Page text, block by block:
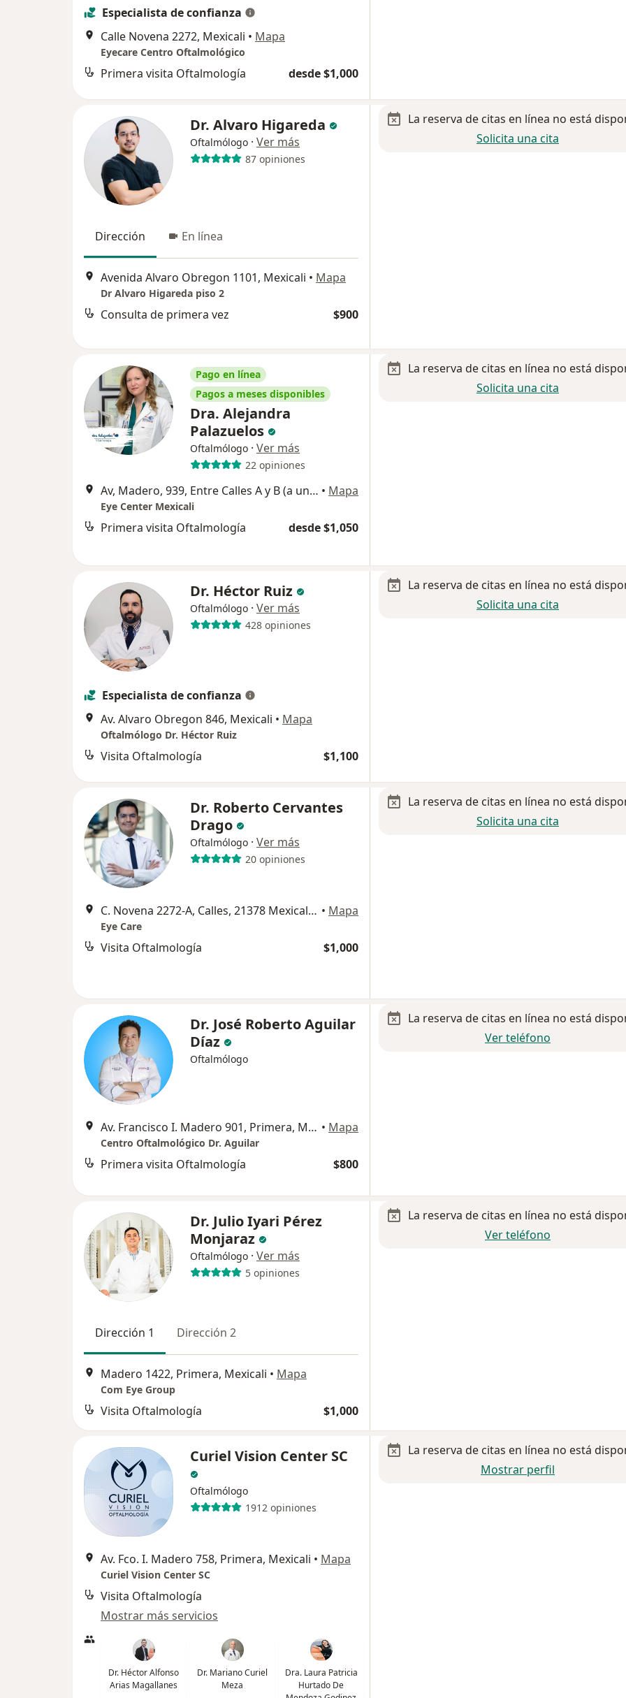
Especialista de confianza
Calle Novena 2272, Mexicali • Mapa
Eyecare Centro Oftalmológico
Primera visita Oftalmología desde $1,000
Dr. Alvaro Higareda
Oftalmólogo · Ver más
87 opiniones
Dirección En línea
Avenida Alvaro Obregon 1101, Mexicali • Mapa
Dr Alvaro Higareda piso 2
Consulta de primera vez $900
La reserva de citas en línea no está
Solicita una cita
Pago en línea
Pagos a meses disponibles
Dra. Alejandra
Palazuelos
Oftalmólogo · Ver más
22 opiniones
Av, Madero, 939, Entre Calles A y B (a un lado del canal 66), Mexicali • Mapa
Eye Center Mexicali
Primera visita Oftalmología desde $1,050
La reserva de citas en línea no está
Solicita una cita
Dr. Héctor Ruiz
Oftalmólogo · Ver más
428 opiniones
Especialista de confianza
Av. Alvaro Obregon 846, Mexicali • Mapa
Oftalmólogo Dr. Héctor Ruiz
Visita Oftalmología $1,100
La reserva de citas en línea no está
Solicita una cita
Dr. Roberto Cervantes
Drago
Oftalmólogo · Ver más
20 opiniones
C. Novena 2272-A, Calles, 21378 Mexicali, B.C., Mexicali • Mapa
Eye Care
Visita Oftalmología $1,000
La reserva de citas en línea no está
Solicita una cita
Dr. José Roberto Aguilar
Díaz
Oftalmólogo
Av. Francisco I. Madero 901, Primera, Mexicali • Mapa
Centro Oftalmológico Dr. Aguilar
Primera visita Oftalmología $800
La reserva de citas en línea no está
Ver teléfono
Dr. Julio Iyari Pérez
Monjaraz
Oftalmólogo · Ver más
5 opiniones
Dirección 1 Dirección 2
Madero 1422, Primera, Mexicali • Mapa
Com Eye Group
Visita Oftalmología $1,000
La reserva de citas en línea no está
Ver teléfono
Curiel Vision Center SC
Oftalmólogo
1912 opiniones
Av. Fco. I. Madero 758, Primera, Mexicali • Mapa
Curiel Vision Center SC
Visita Oftalmología
Mostrar más servicios
Dr. Héctor Alfonso
Arias Magallanes
Dr. Mariano Curiel
Meza
Dra. Laura Patricia
Hurtado De
La reserva de citas en línea no está
Mostrar perfil